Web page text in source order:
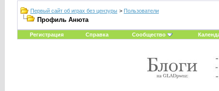
Первый сайт об играх без цензуры > Пользователи
Профиль Анюта
Регистрация Справка Сообщество